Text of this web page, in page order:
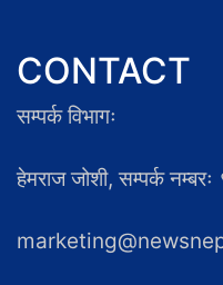
CONTACT
सम्पर्क विभागः
हेमराज जोशी, सम्पर्क